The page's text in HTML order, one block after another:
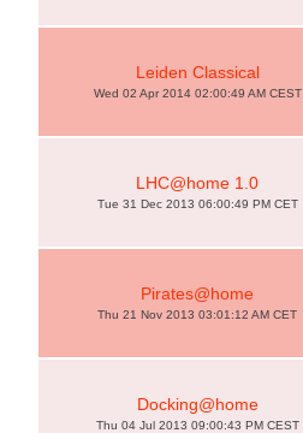
Leiden Classical
Wed 02 Apr 2014 02:00:49 AM CEST
LHC@home 1.0
Tue 31 Dec 2013 06:00:49 PM CET
Pirates@home
Thu 21 Nov 2013 03:01:12 AM CET
Docking@home
Thu 04 Jul 2013 09:00:43 PM CEST